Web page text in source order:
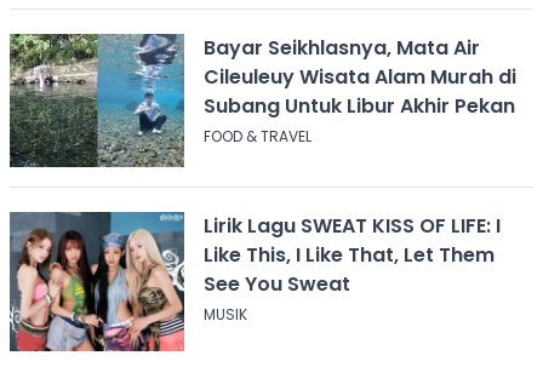
Bayar Seikhlasnya, Mata Air
Cileuleuy Wisata Alam Murah di
Subang Untuk Libur Akhir Pekan
FOOD & TRAVEL
Lirik Lagu SWEAT KISS OF LIFE: I
Like This, I Like That, Let Them
See You Sweat
MUSIK